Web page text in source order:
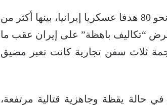
وأضافت أن قواتها كانت قد استهدفت – في 7 يوليو – نحو 80 هدفا عسكريا إيرانيا، بينها أكثر من
فرض “تكاليف باهظة” على إيران عقب ما
ثلاث سفن تجارية كانت تعبر مضيق
في حالة يقظة وجاهزية قتالية مرتفعة،